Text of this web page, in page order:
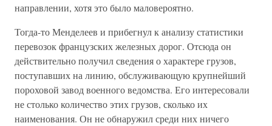
направлении, хотя это было маловероятно.
Тогда-то Менделеев и прибегнул к анализу статистики
перевозок французских железных дорог. Отсюда он
действительно получил сведения о характере грузов,
поступавших на линию, обслуживающую крупнейший
пороховой завод военного ведомства. Его интересовали
не столько количество этих грузов, сколько их
наименования. Он не обнаружил среди них ничего